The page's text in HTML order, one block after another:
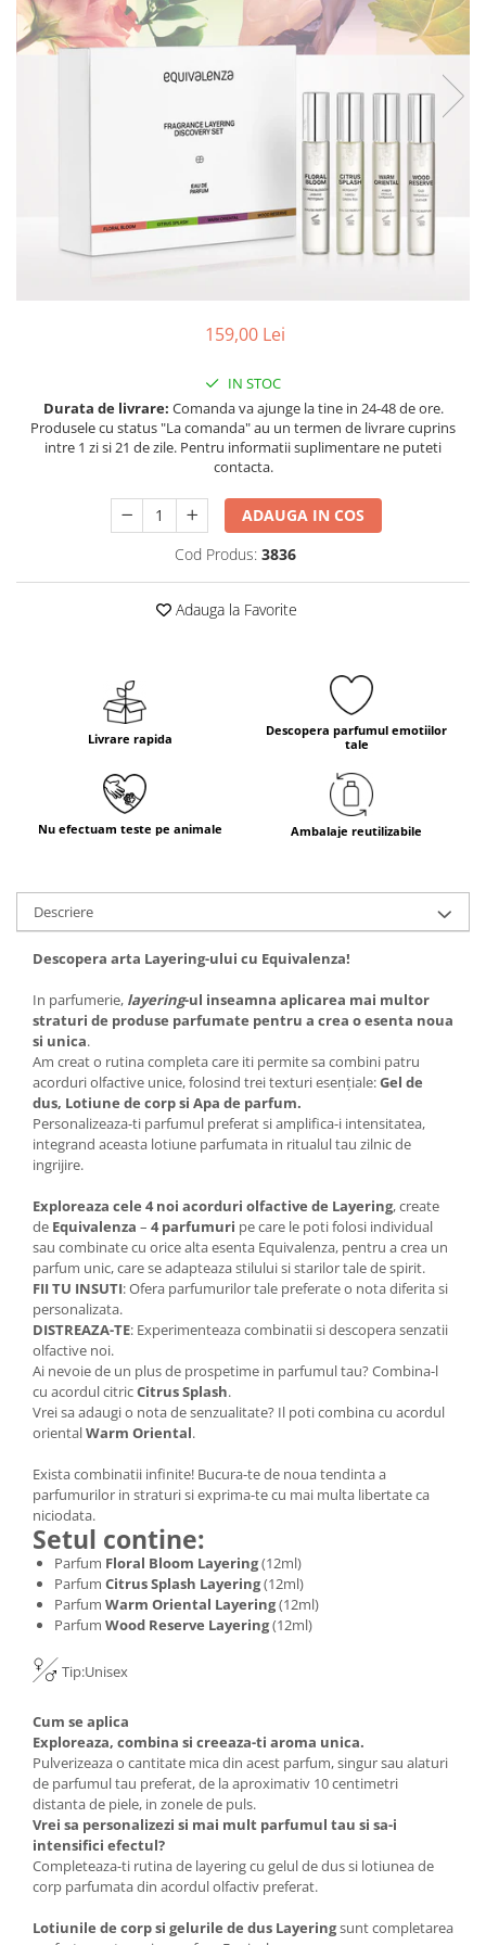
Ulei pentru barba
159,00 Lei
IN STOC
Durata de livrare: Comanda va ajunge la tine in 24-48 de ore.
Produsele cu status "La comanda" au un termen de livrare cuprins
intre 1 zi si 21 de zile. Pentru informatii suplimentare ne puteti
contacta.
ADAUGA IN COS
Cod Produs: 3836
Adauga la Favorite
Livrare rapida
Descopera parfumul emotiilor
tale
Nu efectuam teste pe animale Ambalaje reutilizabile
Descriere
Descopera arta Layering-ului cu Equivalenza!
In parfumerie, layering-ul inseamna aplicarea mai multor
straturi de produse parfumate pentru a crea o esenta noua
si unica.
Am creat o rutina completa care iti permite sa combini patru
acorduri olfactive unice, folosind trei texturi esențiale:Gel de
dus, Lotiune de corp si Apa de parfum.
Personalizeaza-ti parfumul preferat si amplifica-i intensitatea,
integrand aceasta lotiune parfumata in ritualul tau zilnic de
ingrijire.
Exploreaza cele 4 noi acorduri olfactive de Layering, create
de Equivalenza – 4 parfumuri pe care le poti folosi individual
sau combinate cu orice alta esenta Equivalenza, pentru a crea un
parfum unic, care se adapteaza stilului si starilor tale de spirit.
FII TU INSUTI: Ofera parfumurilor tale preferate o nota diferita si
personalizata.
DISTREAZA-TE: Experimenteaza combinatii si descopera senzatii
olfactive noi.
Ai nevoie de un plus de prospetime in parfumul tau? Combina-l
cu acordul citricCitrus Splash.
Vrei sa adaugi o nota de senzualitate? Il poti combina cu acordul
orientalWarm Oriental.
Exista combinatii infinite! Bucura-te de noua tendinta a
parfumurilor in straturi si exprima-te cu mai multa libertate ca
niciodata.
Setul contine:
Parfum Floral Bloom Layering(12ml)
Parfum Citrus Splash Layering(12ml)
Parfum Warm Oriental Layering(12ml)
Parfum Wood Reserve Layering(12ml)
Tip:Unisex
Cum se aplica
Exploreaza, combina si creeaza-ti aroma unica.
Pulverizeaza o cantitate mica din acest parfum, singur sau alaturi
de parfumul tau preferat, de la aproximativ 10 centimetri
distanta de piele, in zonele de puls.
Vrei sa personalizezi si mai mult parfumul tau si sa-i
intensifici efectul?
Completeaza-ti rutina de layering cu gelul de dus si lotiunea de
corp parfumata din acordul olfactiv preferat.
Lotiunile de corp si gelurile de dus Layeringsunt completarea